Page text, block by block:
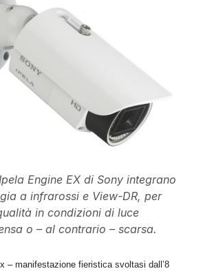
Engine EX di Sony integrano
a infrarossi e View-DR, per
in condizioni di luce
o – al contrario – scarsa.
– manifestazione fieristica svoltasi dall’8